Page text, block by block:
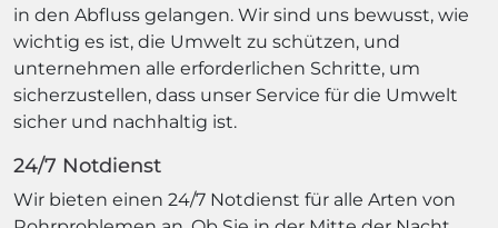
in den Abfluss gelangen. Wir sind uns bewusst, wie
wichtig es ist, die Umwelt zu schützen, und
unternehmen alle erforderlichen Schritte, um
sicherzustellen, dass unser Service für die Umwelt
sicher und nachhaltig ist.
24/7 Notdienst
Wir bieten einen 24/7 Notdienst für alle Arten von